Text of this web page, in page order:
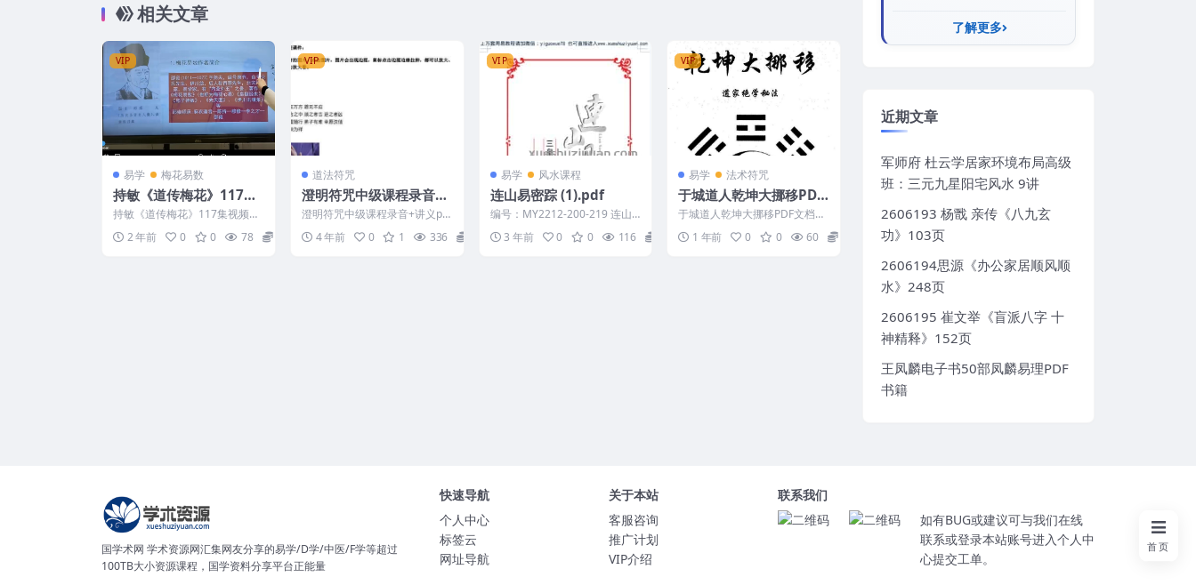
相关文章
VIP
易学 梅花易数
持敏《道传梅花》117集
视频约10.5小时课程
持敏《道传梅花》117集视频约
10.5小时课程 2412208 001、
1.梅花...
2 年前 0 0 78
VIP
道法符咒
澄明符咒中级课程录音
+讲义pdf 百度盘阿里云
盘下载！
澄明符咒中级课程录音+讲义pd
f。讲解的内容不少，讲义有40
多页，适合学习。注意...
4 年前 0 1 336
VIP
易学 风水课程
连山易密踪 (1).pdf
编号：MY2212-200-219 连山
3 年前 0 0 116
VIP
易学 法术符咒
于城道人乾坤大挪移PDF
文档3本Y
于城道人乾坤大挪移PDF文档3
1 年前 0 0 60
了解更多
近期文章
军师府 杜云学居家环境布局高级
班：三元九星阳宅风水 9讲
2606193 杨戬 亲传《八九玄
功》103页
2606194思源《办公家居顺风顺
水》248页
2606195 崔文举《盲派八字 十
神精释》152页
王凤麟电子书50部凤麟易理PDF
书籍
国学术网 学术资源网汇集网友分享的易学/D学/中医/F学等超过
100TB大小资源课程，国学资料分享平台正能量
快速导航
个人中心
标签云
网址导航
关于本站
客服咨询
推广计划
VIP介绍
联系我们
如有BUG或建议可与我们在线
联系或登录本站账号进入个人中
心提交工单。
首页